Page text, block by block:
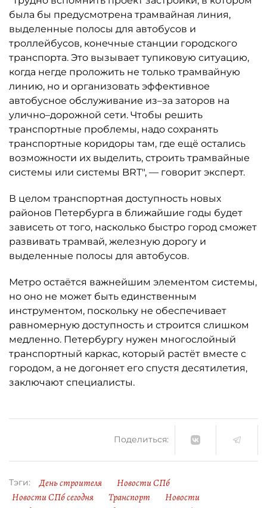
была бы предусмотрена трамвайная линия,
выделенные полосы для автобусов и
троллейбусов, конечные станции городского
транспорта. Это вызывает тупиковую ситуацию,
когда негде проложить не только трамвайную
линию, но и организовать эффективное
автобусное обслуживание из–за заторов на
улично–дорожной сети. Чтобы решить
транспортные проблемы, надо сохранять
транспортные коридоры там, где ещё остались
возможности их выделить, строить трамвайные
системы или системы BRT", — говорит эксперт.
В целом транспортная доступность новых
районов Петербурга в ближайшие годы будет
зависеть от того, насколько быстро город сможет
развивать трамвай, железную дорогу и
выделенные полосы для автобусов.
Метро остаётся важнейшим элементом системы,
но оно не может быть единственным
инструментом, поскольку не обеспечивает
равномерную доступность и строится слишком
медленно. Петербургу нужен многослойный
транспортный каркас, который растёт вместе с
городом, а не догоняет его спустя десятилетия,
заключают специалисты.
Поделиться:
Тэги: День строителя
Новости СПб
Новости СПб сегодня
Транспорт
Новости